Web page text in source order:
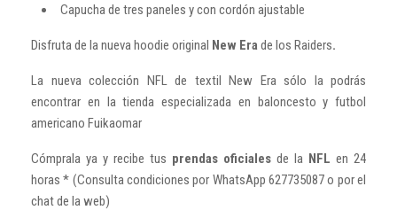
Capucha de tres paneles y con cordón ajustable
Disfruta de la nueva hoodie original New Erade los Raiders.
La nueva colección NFL de textil New Era sólo la podrás
encontrar en la tienda especializada en baloncesto y futbol
americano Fuikaomar
Cómprala ya y recibe tus prendas oficiales de la NFL en 24
horas * (Consulta condiciones por WhatsApp 627735087 o por el
chat de la web)